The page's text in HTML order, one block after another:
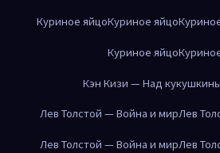
Куриное яйцоКуриное яйцо
Куриное яйцо
Кэн Кизи — Над
Лев Толстой — Война и мирЛев
Лев Толстой — Война и мирЛев